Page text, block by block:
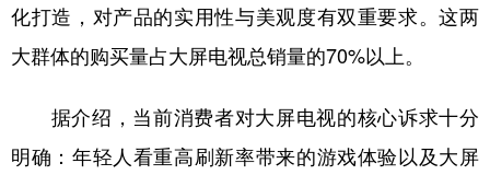
化打造，对产品的实用性与美观度有双重要求。这两
大群体的购买量占大屏电视总销量的70%以上。
据介绍，当前消费者对大屏电视的核心诉求十分
明确：年轻人看重高刷新率带来的游戏体验以及大屏